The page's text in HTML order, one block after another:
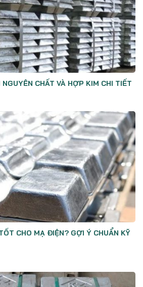
CHẤT VÀ HỢP KIM CHI TIẾT
CHO MẠ ĐIỆN? GỢI Ý CHUẨN KỸ